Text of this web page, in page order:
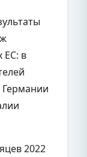
ЕС: в
Германии
2022